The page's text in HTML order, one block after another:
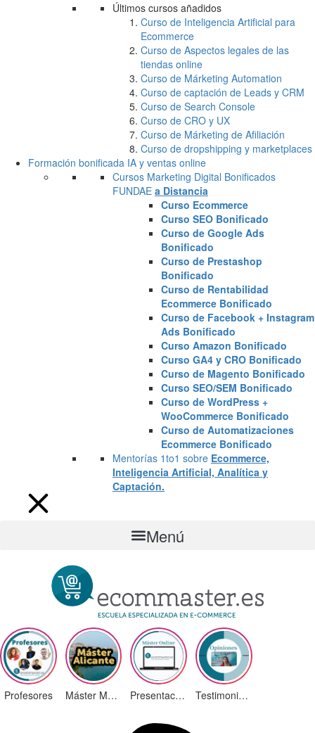
Últimos cursos añadidos
Curso de Inteligencia Artificial para
Ecommerce
Curso de Aspectos legales de las
tiendas online
Curso de Márketing Automation
Curso de captación de Leads y CRM
Curso de Search Console
Curso de CRO y UX
Curso de Márketing de Afiliación
Curso de dropshipping y marketplaces
Formación bonificada IA y ventas online
Cursos Marketing Digital Bonificados
FUNDAE a Distancia
Curso Ecommerce
Curso SEO Bonificado
Curso de Google Ads
Bonificado
Curso de Prestashop
Bonificado
Curso de Rentabilidad
Ecommerce Bonificado
Curso de Facebook + Instagram
Ads Bonificado
Curso Amazon Bonificado
Curso GA4 y CRO Bonificado
Curso de Magento Bonificado
Curso SEO/SEM Bonificado
Curso de WordPress +
WooCommerce Bonificado
Curso de Automatizaciones
Ecommerce Bonificado
Mentorías 1to1 sobre Ecommerce,
Inteligencia Artificial, Analítica y
Captación.
Menú
Profesores Máster Marketing Digital en Alicante Presentación ¡Nuevas Ediciones! Testimonios Alumnos